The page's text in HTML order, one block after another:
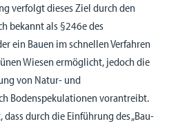
verfolgt dieses Ziel durch den
bekannt als §246e des
ein Bauen im schnellen Verfahren
Wiesen ermöglicht, jedoch die
von Natur- und
Bodenspekulationen vorantreibt.
durch die Einführung des „Bau-